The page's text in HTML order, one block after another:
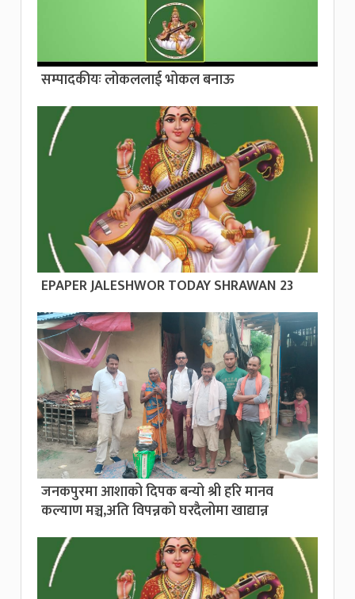
सम्पादकीयः लोकललाई भोकल बनाऊ
EPAPER JALESHWOR TODAY SHRAWAN 23
जनकपुरमा आशाको दिपक बन्यो श्री हरि मानव
कल्याण मञ्च,अति विपन्नको घरदैलोमा खाद्यान्न